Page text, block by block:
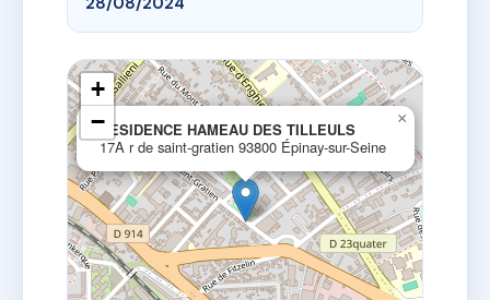
RESIDENCE HAMEAU DES TILLEULS
17A r de saint-gratien 93800 Épinay-sur-Seine
×
+
−